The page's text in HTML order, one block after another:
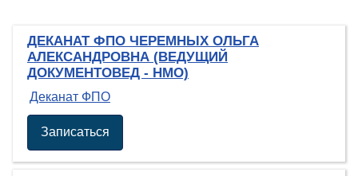
ДЕКАНАТ ФПО ЧЕРЕМНЫХ ОЛЬГА
АЛЕКСАНДРОВНА (ВЕДУЩИЙ
ДОКУМЕНТОВЕД - НМО)
Деканат ФПО
Записаться